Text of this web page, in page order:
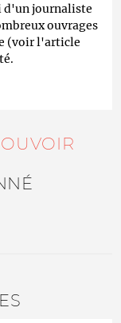
d'un journaliste
ouvrages
(voir l'article